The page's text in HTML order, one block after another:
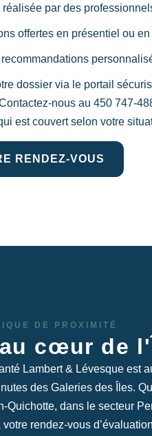
réalisée par des
offertes en présentiel ou
recommandations
dossier via le portail
nous au 450 747-
est couvert selon votre
RENDEZ-VOUS
DE PROXIMITÉ
cœur de
Lambert & Lévesque est
des Galeries des Îles.
Quichotte, dans le secteur
rendez-vous